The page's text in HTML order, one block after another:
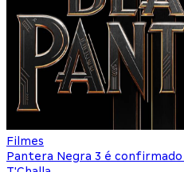
Filmes
Pantera Negra 3 é